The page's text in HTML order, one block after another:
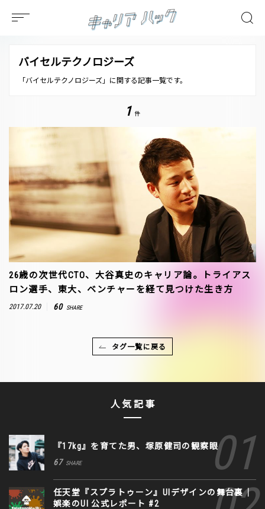
バイセルテクノロジーズ
「バイセルテクノロジーズ」に関する記事一覧です。
1 件
26歳の次世代CTO、大谷真史のキャリア論。トライアス
ロン選手、東大、ベンチャーを経て見つけた生き方
2017.07.20 60 SHARE
タグ一覧に戻る
人気記事
『17kg』を育てた男、塚原健司の観察眼
67 SHARE
任天堂『スプラトゥーン』UIデザインの舞台裏｜
娯楽のUI 公式レポート #2